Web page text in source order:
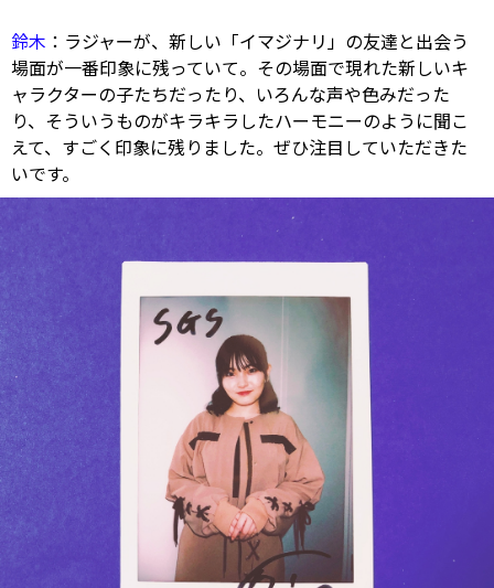
鈴木 ：ラジャーが、新しい「イマジナリ」の友達と出会う
場面が一番印象に残っていて。その場面で現れた新しいキ
ャラクターの子たちだったり、いろんな声や色みだった
り、そういうものがキラキラしたハーモニーのように聞こ
えて、すごく印象に残りました。ぜひ注目していただきた
いです。